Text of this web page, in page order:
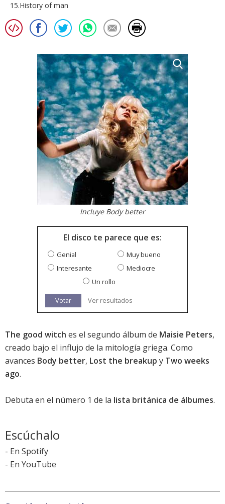
15.History of man
Incluye Body better
El disco te parece que es:
Genial
Muy bueno
Interesante
Mediocre
Un rollo
Votar Ver resultados
The good witch es el segundo álbum de Maisie Peters,
creado bajo el influjo de la mitología griega. Como
avances Body better, Lost the breakup y Two weeks
ago.
Debuta en el número 1 de la lista británica de álbumes.
Escúchalo
- En Spotify
- En YouTube